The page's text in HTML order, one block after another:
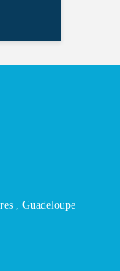
, Guadeloupe